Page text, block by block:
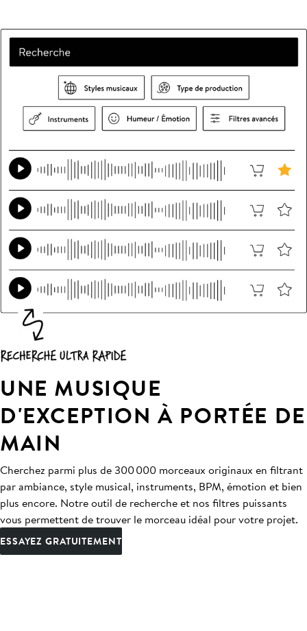
UNE MUSIQUE
D'EXCEPTION À PORTÉE DE
MAIN
Cherchez parmi plus de 300 000 morceaux originaux en filtrant
par ambiance, style musical, instruments, BPM, émotion et bien
plus encore. Notre outil de recherche et nos filtres puissants
vous permettent de trouver le morceau idéal pour votre projet.
ESSAYEZ GRATUITEMENT